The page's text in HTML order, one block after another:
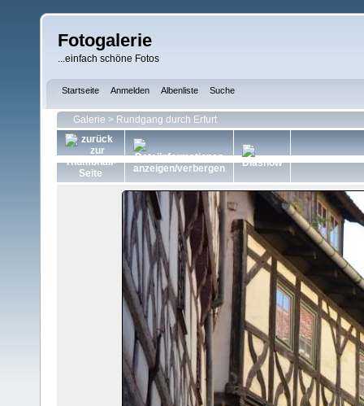
Fotogalerie
...einfach schöne Fotos
Startseite Anmelden Albenliste Suche
Galerie > Rundgang durch Erfurt